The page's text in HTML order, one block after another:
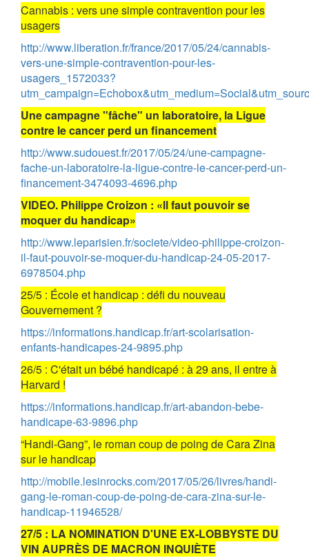
Cannabis : vers une simple contravention pour les
usagers
http://www.liberation.fr/france/2017/05/24/cannabis-
vers-une-simple-contravention-pour-les-
usagers_1572033?
Une campagne "fâche" un laboratoire, la Ligue
contre le cancer perd un financement
http://www.sudouest.fr/2017/05/24/une-campagne-
fache-un-laboratoire-la-ligue-contre-le-cancer-perd-un-
financement-3474093-4696.php
VIDEO. Philippe Croizon : «Il faut pouvoir se
moquer du handicap»
http://www.leparisien.fr/societe/video-philippe-croizon-
il-faut-pouvoir-se-moquer-du-handicap-24-05-2017-
6978504.php
25/5 : École et handicap : défi du nouveau
Gouvernement ?
https://informations.handicap.fr/art-scolarisation-
enfants-handicapes-24-9895.php
26/5 : C'était un bébé handicapé : à 29 ans, il entre à
Harvard !
https://informations.handicap.fr/art-abandon-bebe-
handicape-63-9896.php
“Handi-Gang”, le roman coup de poing de Cara Zina
sur le handicap
http://mobile.lesinrocks.com/2017/05/26/livres/handi-
gang-le-roman-coup-de-poing-de-cara-zina-sur-le-
handicap-11946528/
27/5 : LA NOMINATION D'UNE EX-LOBBYSTE DU
VIN AUPRÈS DE MACRON INQUIÈTE